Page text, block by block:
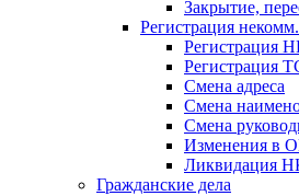
Закрытие,
Регистрация некомм.
Регистрация
Регистрация
Смена адреса
Смена
Смена
Изменения в
Ликвидация
Гражданские дела